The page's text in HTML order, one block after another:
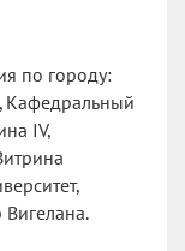
по городу:
Кафедральный
IV,
Вигелана.